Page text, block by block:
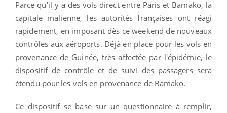
Parce qu'il y a des vols direct entre Paris et Bamako, la
capitale malienne, les autorités françaises ont réagi
rapidement, en imposant dès ce weekend de nouveaux
contrôles aux aéroports. Déjà en place pour les vols en
provenance de Guinée, très affectée par l'épidémie, le
dispositif de contrôle et de suivi des passagers sera
étendu pour les vols en provenance de Bamako.
Ce dispositif se base sur un questionnaire à remplir,